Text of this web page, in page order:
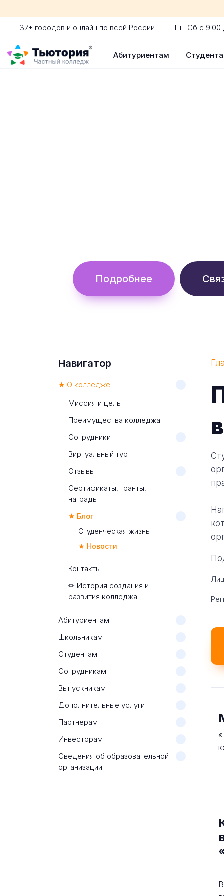
37+ городов и онлайн по всей России Пн-Сб с 9:00
Абитуриентам
Подробнее
Навигатор
★ О колледже
Миссия и цель
Преимущества колледжа
Сотрудники
Виртуальный тур
Отзывы
Сертификаты, гранты,
награды
★ Блог
Студенческая жизнь
★ Новости
Контакты
✏ История создания и
развития колледжа
Абитуриентам
Школьникам
Студентам
Сотрудникам
Выпускникам
Дополнительные услуги
Партнерам
Инвесторам
Сведения об образовательной
организации